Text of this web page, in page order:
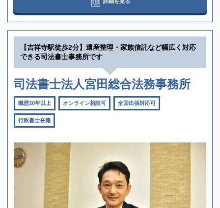
詳細を見る
【吉祥寺駅徒歩2分】遺産整理・家族信託など幅広く対応
できる司法書士事務所です
司法書士法人宮田総合法務事務所
職歴20年以上 オンライン相談可 全国出張対応可
行政書士在籍